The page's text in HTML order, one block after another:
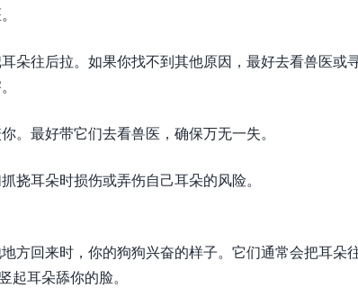
朵往后拉。如果你找不到其他原因，最好去看兽医或
。最好带它们去看兽医，确保万无一失。
挠耳朵时损伤或弄伤自己耳朵的风险。
方回来时，你的狗狗兴奋的样子。它们通常会把耳朵
耳朵舔你的脸。